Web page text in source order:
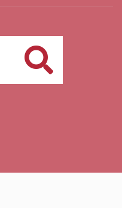
Buscar